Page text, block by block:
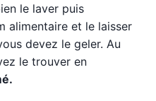
le laver puis
alimentaire et le laisser
devez le geler. Au
le trouver en